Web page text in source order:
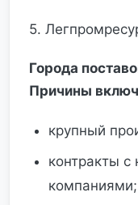
5.
Города
Причины
крупный
контракты с
компаниями;